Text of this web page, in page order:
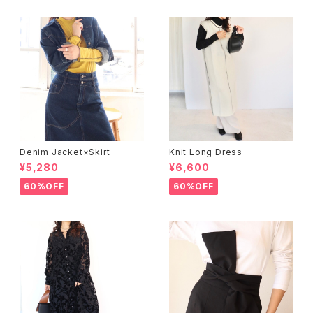
Denim Jacket×Skirt
¥5,280
60%OFF
Knit Long Dress
¥6,600
60%OFF